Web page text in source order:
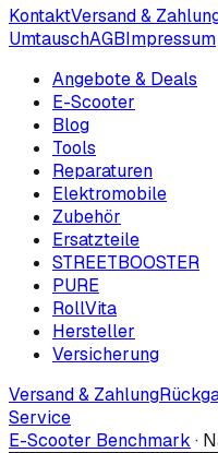
KontaktVersand &
UmtauschAGBImpressum
Angebote & Deals
E-Scooter
Blog
Tools
Reparaturen
Elektromobile
Zubehör
Ersatzteile
STREETBOOSTER
PURE
RollVita
Hersteller
Versicherung
Versand & Zahlung
Service
E-Scooter Benchmark ·